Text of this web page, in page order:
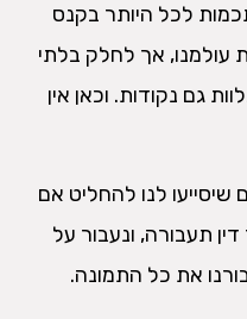
לכל היותר בקנס
עולמנו, אך לחלק בלתי
גם נקודות. וכאן אין
שיסייעו לנו להחליט אם
תעבורה, ונעבור על
את כל התמונה.